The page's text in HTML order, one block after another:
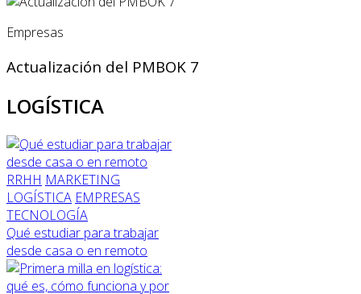
Empresas
Actualización del PMBOK 7
LOGÍSTICA
RRHH MARKETING
LOGÍSTICA EMPRESAS
TECNOLOGÍA
Qué estudiar para trabajar
desde casa o en remoto